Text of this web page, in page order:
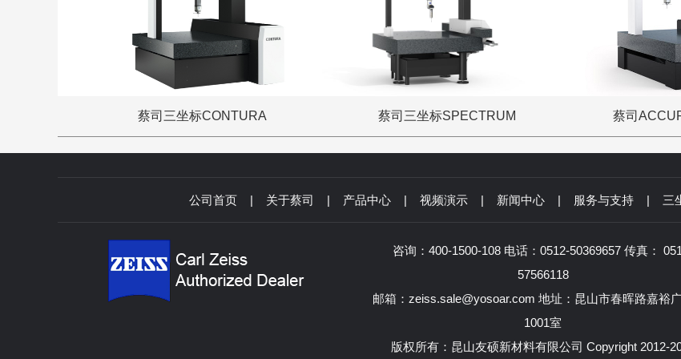
蔡司三坐标CONTURA 蔡司三坐标SPECTRUM 蔡司
公司首页 | 关于蔡司 | 产品中心 | 视频演示 | 新闻中心 | 服务与支持 | 三
咨询：400-1500-108 电话：0512-50369657 传真：
57566118
邮箱：zeiss.sale@yosoar.com 地址：昆山市春晖路嘉裕
1001室
版权所有：昆山友硕新材料有限公司 Copyright 2012-